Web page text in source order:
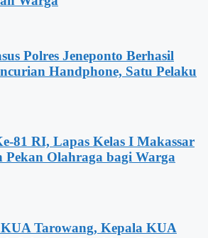
Polres Jeneponto Berhasil
Handphone, Satu Pelaku
81 RI, Lapas Kelas I Makassar
Pekan Olahraga bagi Warga
Tarowang, Kepala KUA